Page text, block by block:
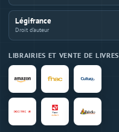
Légifrance
Droit d'auteur
LIBRAIRIES ET VENTE DE LIVRES